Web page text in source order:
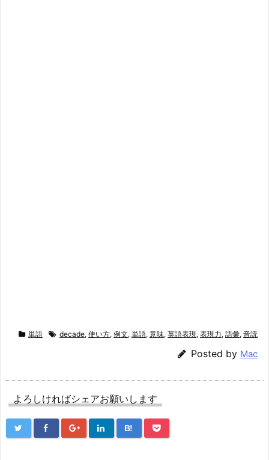
単語 decade, 使い方, 例文, 単語, 意味, 英語表現, 表現力, 語彙, 音読
Posted by Mac
よろしければシェアお願いします
B!